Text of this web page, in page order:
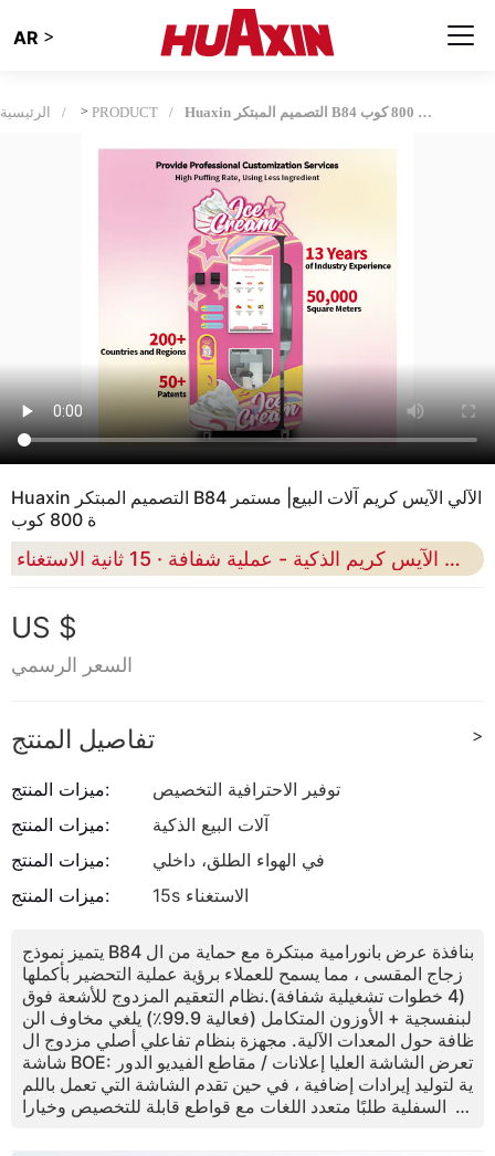
AR >
الرئيسية > PRODUCT Huaxin التصميم المبتكر B84 الآلي الآيس كريم آلات البيع| مستمرة 800 كوب
Huaxin التصميم المبتكر B84 الآلي الآيس كريم آلات البيع| مستمر
ة 800 كوب
آلات الآيس كريم الذكية - عملية شفافة · 15 ثانية الاستغناء
US $
السعر الرسمي
تفاصيل المنتج >
ميزات المنتج:
توفير الاحترافية التخصيص
ميزات المنتج:
آلات البيع الذكية
ميزات المنتج:
في الهواء الطلق، داخلي
ميزات المنتج:
15s الاستغناء
يتميز نموذج B84 بنافذة عرض بانورامية مبتكرة مع حماية من ال
زجاج المقسى ، مما يسمح للعملاء برؤية عملية التحضير بأكملها
(4 خطوات تشغيلية شفافة).نظام التعقيم المزدوج للأشعة فوق
البنفسجية + الأوزون المتكامل (فعالية 99.9٪) يلغي مخاوف الن
ظافة حول المعدات الآلية. مجهزة بنظام تفاعلي أصلي مزدوج ال
شاشة BOE: تعرض الشاشة العليا إعلانات / مقاطع الفيديو الدور
ية لتوليد إيرادات إضافية ، في حين تقدم الشاشة التي تعمل باللم
س السفلية طلبًا متعدد اللغات مع قواطع قابلة للتخصيص وخيارا